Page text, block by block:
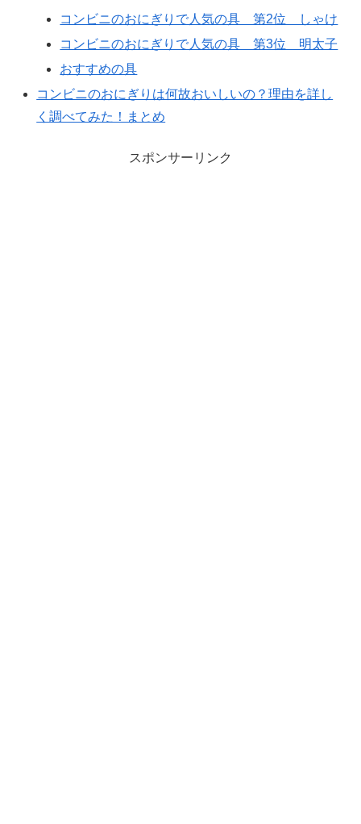
コンビニのおにぎりで人気の具 第2位 しゃけ
コンビニのおにぎりで人気の具 第3位 明太子
おすすめの具
コンビニのおにぎりは何故おいしいの？理由を詳し
く調べてみた！まとめ
スポンサーリンク